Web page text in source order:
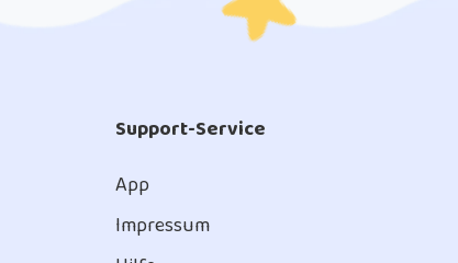
Support-Service
App
Impressum